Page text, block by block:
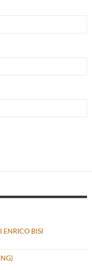
ENRICO BISI